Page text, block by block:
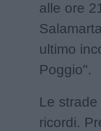
alle ore
ultimo
Poggio".
Le
ricordi.